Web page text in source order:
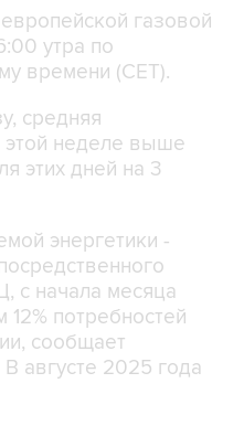
газовой
утра по
времени (CET).
средняя
этой неделе выше
этих дней на 3
энергетики -
с начала месяца
потребностей
сообщает
августе 2025 года